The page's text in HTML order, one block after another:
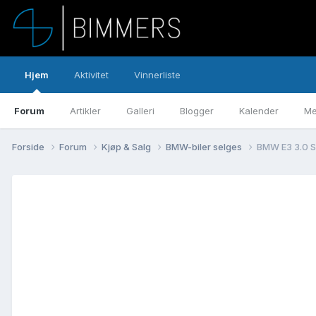
Hjem
Forum Artikler Galleri Blogger Kalender
Aktivitet Vinnerliste
Forside Forum Kjøp & Salg BMW-biler selges BMW E3 3.0